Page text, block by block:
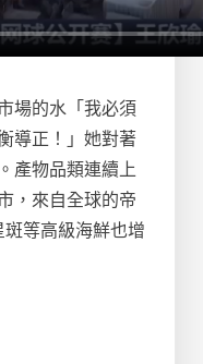
場的水「我必須
導正！」她對著
產物品類連續上
，來自全球的帝
等高級海鮮也增